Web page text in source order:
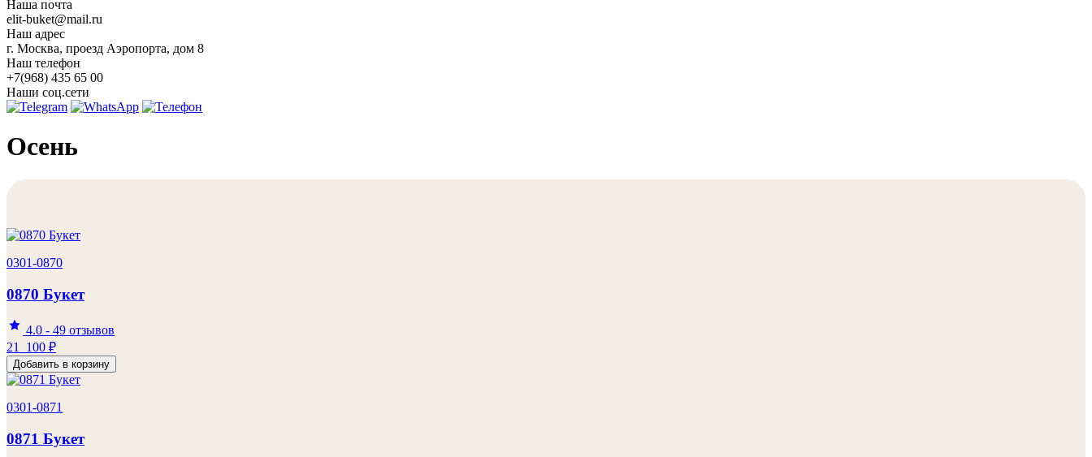
Наша почта
elit-buket@mail.ru
Наш адрес
г. Москва, проезд Аэропорта, дом 8
Наш телефон
+7(968) 435 65 00
Наши соц.сети
Осень
0301-0870
0870 Букет
4.0 - 49 отзывов
21 100 ₽
Добавить в корзину
0301-0871
0871 Букет